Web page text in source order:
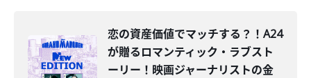
️恋の資産価値でマッチする？！A24
が贈るロマンティック・ラブスト
ーリー！映画ジャーナリストの金